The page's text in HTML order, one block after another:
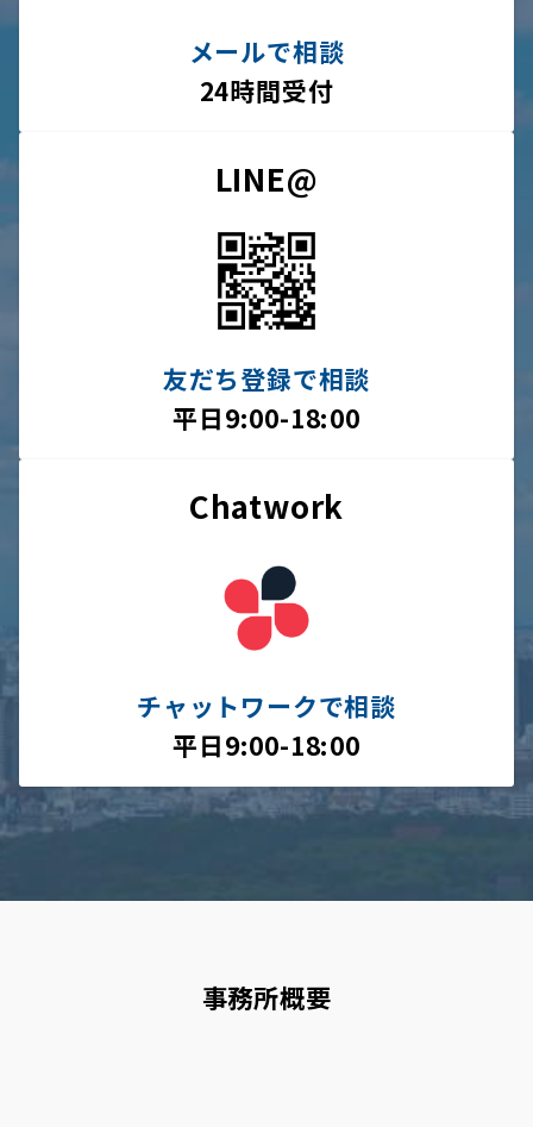
メールで相談
24時間受付
LINE@
友だち登録で相談
平日9:00-18:00
Chatwork
チャットワークで相談
平日9:00-18:00
事務所概要